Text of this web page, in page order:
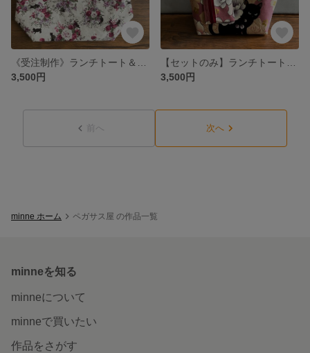
3,500円
3,500円
前へ 次へ
minne ホーム ペガサス屋 の作品一覧
minneを知る
minneについて
minneで買いたい
作品をさがす